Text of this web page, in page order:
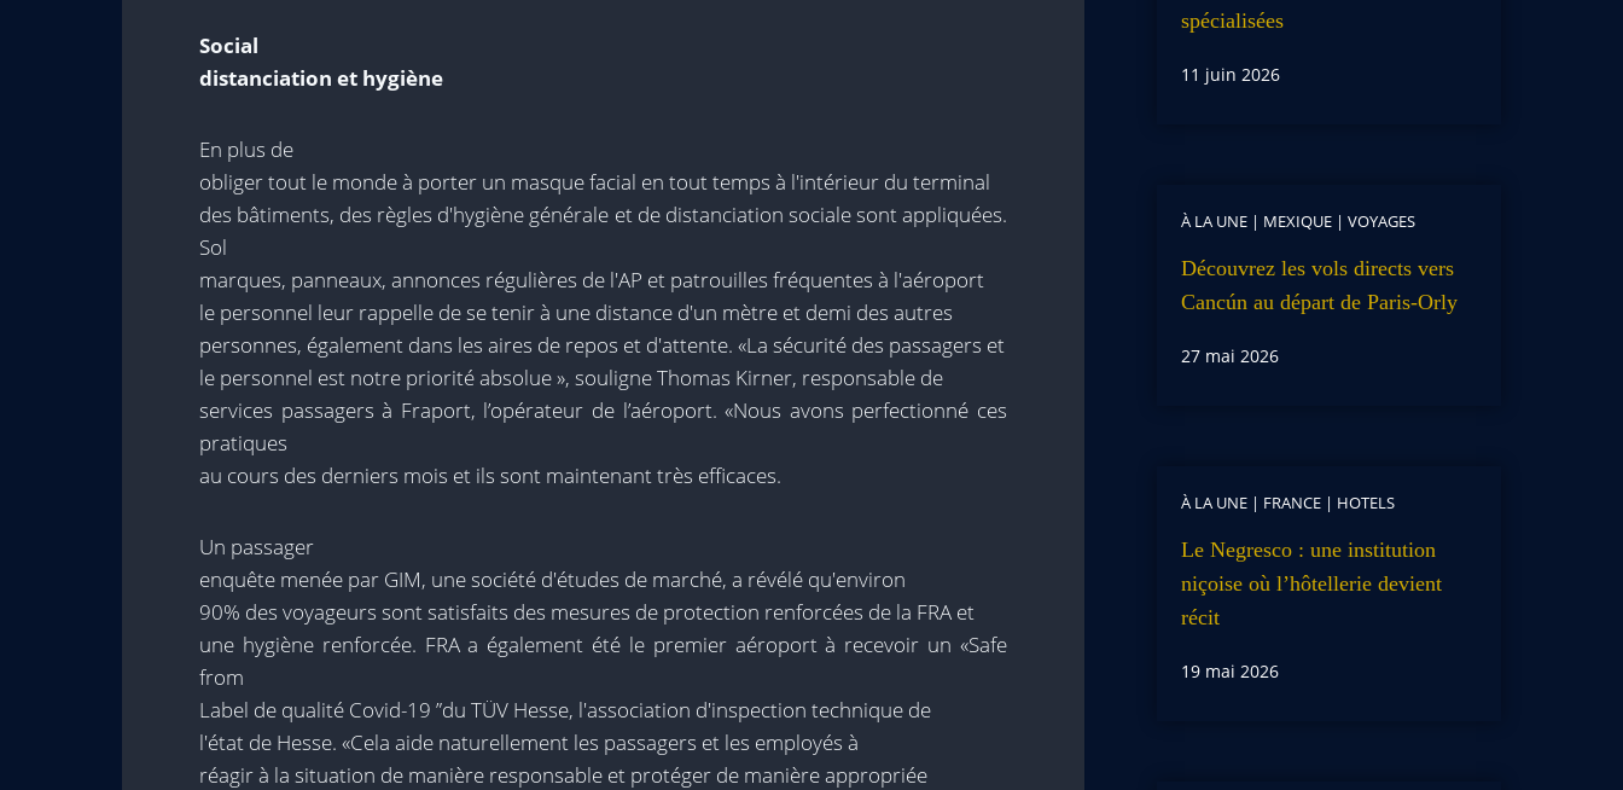
Social
distanciation et hygiène
En plus de
obliger tout le monde à porter un masque facial en tout temps à l'intérieur du terminal
des bâtiments, des règles d'hygiène générale et de distanciation sociale sont appliquées.
Sol
marques, panneaux, annonces régulières de l'AP et patrouilles fréquentes à l'aéroport
le personnel leur rappelle de se tenir à une distance d'un mètre et demi des autres
personnes, également dans les aires de repos et d'attente. «La sécurité des passagers et
le personnel est notre priorité absolue », souligne Thomas Kirner, responsable de
services passagers à Fraport, l’opérateur de l’aéroport. «Nous avons perfectionné ces
pratiques
au cours des derniers mois et ils sont maintenant très efficaces.
Un passager
enquête menée par GIM, une société d'études de marché, a révélé qu'environ
90% des voyageurs sont satisfaits des mesures de protection renforcées de la FRA et
une hygiène renforcée. FRA a également été le premier aéroport à recevoir un «Safe
from
Label de qualité Covid-19 ”du TÜV Hesse, l'association d'inspection technique de
l'état de Hesse. «Cela aide naturellement les passagers et les employés à
réagir à la situation de manière responsable et protéger de manière appropriée
spécialisées
11 juin 2026
À LA UNE| MEXIQUE| VOYAGES
Découvrez les vols directs vers
Cancún au départ de Paris-Orly
27 mai 2026
À LA UNE| FRANCE| HOTELS
Le Negresco : une institution
niçoise où l’hôtellerie devient
récit
19 mai 2026